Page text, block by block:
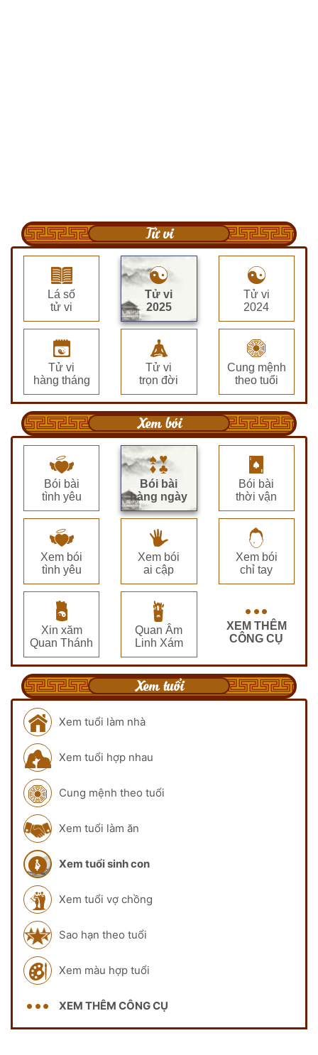
Tử vi
Lá số
tử vi
Tử vi
2025
Tử vi
2024
Tử vi
hàng tháng
Tử vi
trọn đời
Cung mệnh
theo tuổi
Xem bói
Bói bài
tình yêu
Bói bài
hàng ngày
Bói bài
thời vận
Xem bói
tình yêu
Xem bói
ai cập
Xem bói
chỉ tay
Xin xăm
Quan Thánh
Quan Âm
Linh Xám
XEM THÊM
CÔNG CỤ
Xem tuổi
Xem tuổi làm nhà
Xem tuổi hợp nhau
Cung mệnh theo tuổi
Xem tuổi làm ăn
Xem tuổi sinh con
Xem tuổi vợ chồng
Sao hạn theo tuổi
Xem màu hợp tuổi
XEM THÊM CÔNG CỤ